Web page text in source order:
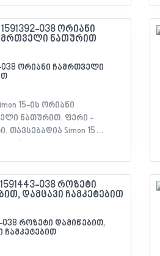
- მასალა:
- ფერი:
EAC დეკლარაცია
038 ორიანი ჩამრთველი
15-ის ორიანი
ნათურით. ფერი -
თავსებადია Simon 15
ნათურით -
თერმოპლასტიკური -
EAC დეკლარაცია
038 როზეტი დამიწებით,
ჩამკეტებით